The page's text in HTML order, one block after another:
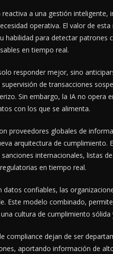
a una gestión inteligente,
operativa. El valor de
habilidad para detectar
en tiempo real.
responder mejor, sino
de transacciones
Sin embargo, la IA no opera
con los que se alimenta.
proveedores globales de
arquitectura de cumplimiento.
internacionales, listas
en tiempo real.
confiables, las
Este modelo combinado,
cultura de cumplimiento sólida
compliance dejan de ser
aportando información de